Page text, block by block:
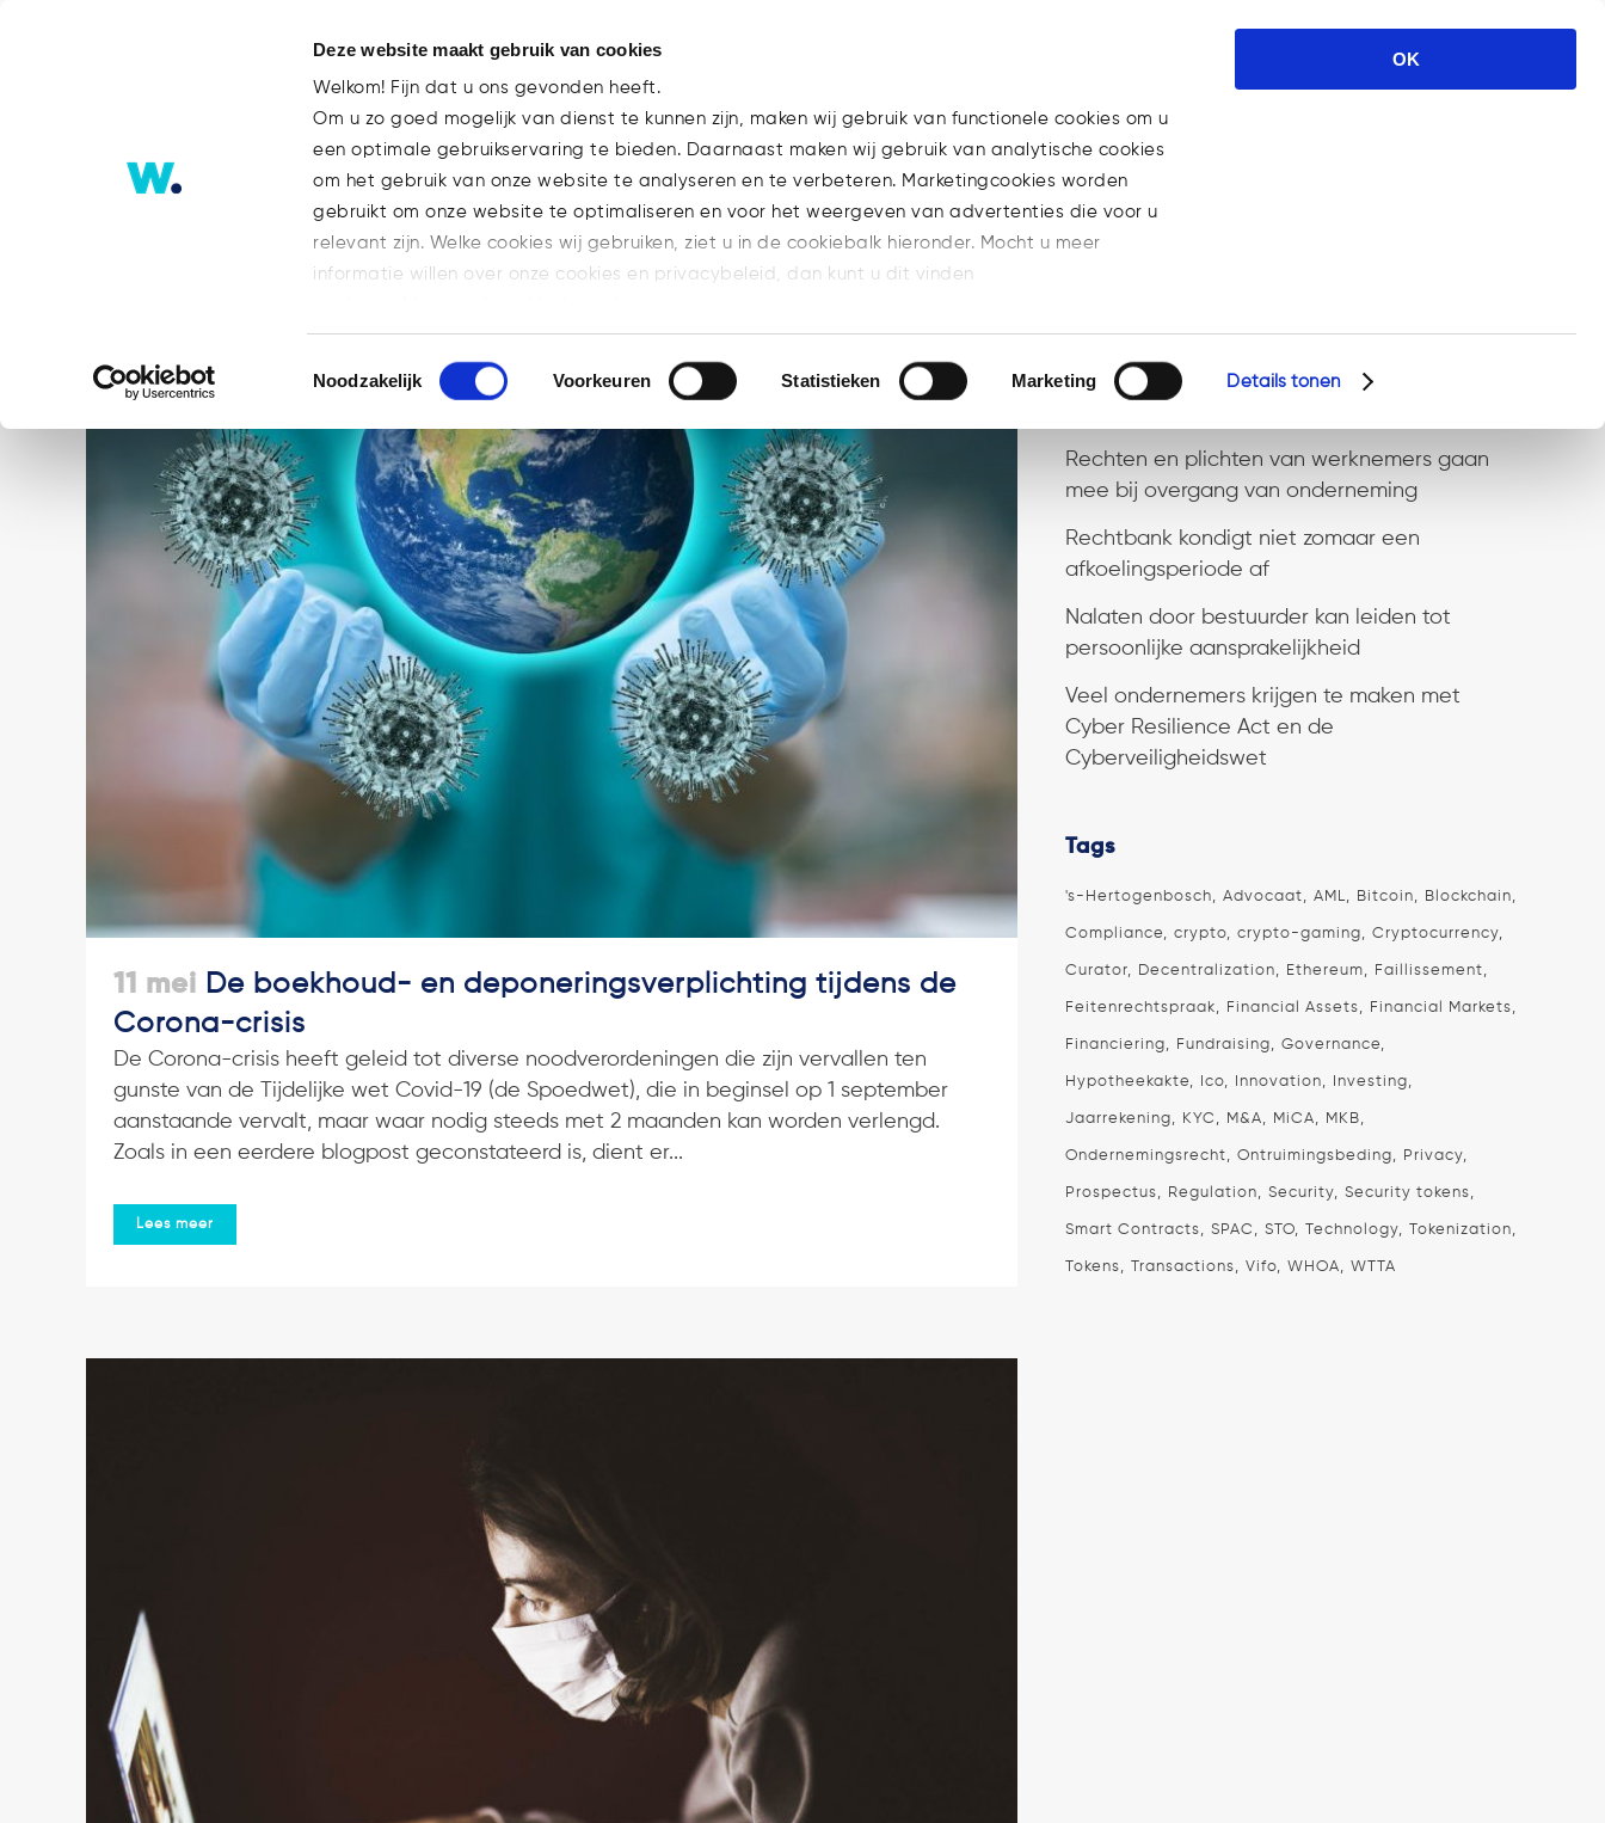
Deze website maakt gebruik van cookies
Welkom! Fijn dat u ons gevonden heeft.
Om u zo goed mogelijk van dienst te kunnen zijn, maken wij gebruik van functionele cookies om u
een optimale gebruikservaring te bieden. Daarnaast maken wij gebruik van analytische cookies
om het gebruik van onze website te analyseren en te verbeteren. Marketingcookies worden
gebruikt om onze website te optimaliseren en voor het weergeven van advertenties die voor u
relevant zijn. Welke cookies wij gebruiken, ziet u in de cookiebalk hieronder. Mocht u meer
informatie willen over onze cookies en privacybeleid, dan kunt u dit vinden
Geef a.u.b. hieronder aan welke cookies u accepteert.
Toestemmingsselectie
Noodzakelijk Voorkeuren Statistieken Marketing Details tonen
OK
Contact
Blog
11 mei De boekhoud- en deponeringsverplichting tijdens de
Corona-crisis
De Corona-crisis heeft geleid tot diverse noodverordeningen die zijn vervallen ten
gunste van de Tijdelijke wet Covid-19 (de Spoedwet), die in beginsel op 1 september
aanstaande vervalt, maar waar nodig steeds met 2 maanden kan worden verlengd.
Zoals in een eerdere blogpost geconstateerd is, dient er...
Lees meer
Steeds meer bedrijven aansprakelijk voor
Rechten en plichten van werknemers gaan
mee bij overgang van onderneming
Rechtbank kondigt niet zomaar een
afkoelingsperiode af
Nalaten door bestuurder kan leiden tot
persoonlijke aansprakelijkheid
Veel ondernemers krijgen te maken met
Cyber Resilience Act en de
Cyberveiligheidswet
Tags
's-Hertogenbosch Advocaat AML Bitcoin Blockchain
Compliance crypto crypto-gaming Cryptocurrency
Curator Decentralization Ethereum Faillissement
Feitenrechtspraak Financial Assets Financial Markets
Financiering Fundraising Governance
Hypotheekakte Ico Innovation Investing
Jaarrekening KYC M&A MiCA MKB
Ondernemingsrecht Ontruimingsbeding Privacy
Prospectus Regulation Security Security tokens
Smart Contracts SPAC STO Technology Tokenization
Tokens Transactions Vifo WHOA WTTA